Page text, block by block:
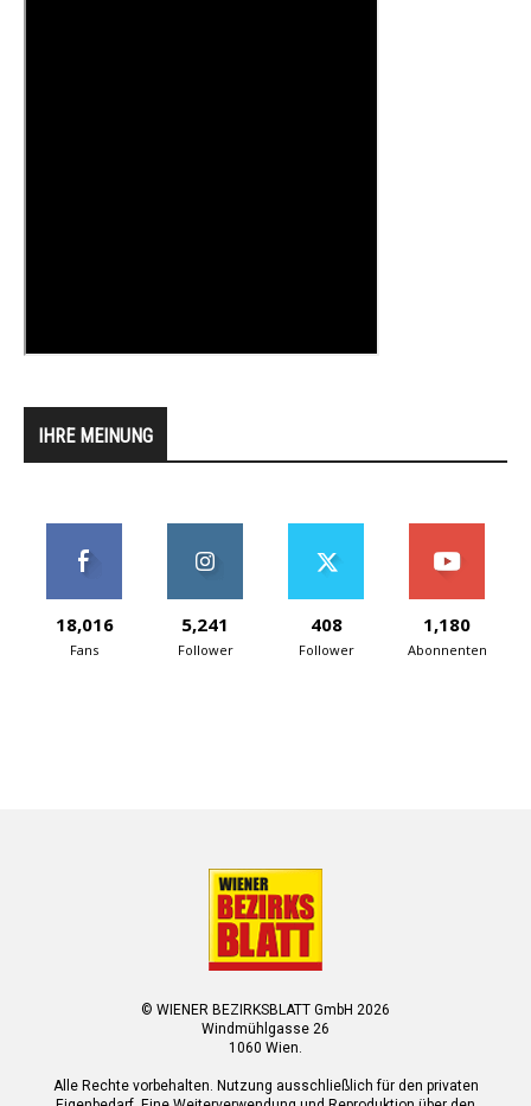
IHRE MEINUNG
18,016
Fans
5,241
Follower
408
Follower
1,180
Abonnenten
© WIENER BEZIRKSBLATT GmbH 2026
Windmühlgasse 26
1060 Wien.
Alle Rechte vorbehalten. Nutzung ausschließlich für den privaten